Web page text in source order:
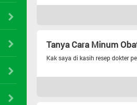
Tanya Cara Minum
Kak saya di kasih resep dokter